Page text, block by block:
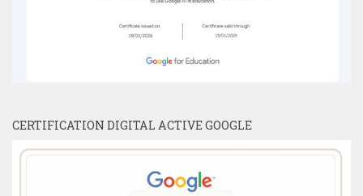
CERTIFICATION DIGITAL ACTIVE GOOGLE